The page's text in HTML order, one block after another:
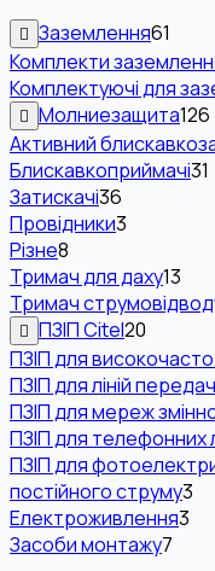
Заземлення61
Комплекти
Комплектуючі для
Молниезащита126
Активний
Блискавкоприймачі31
Затискачі36
Провідники3
Різне8
Тримач для даху13
Тримач
ПЗІП Citel20
ПЗІП для
ПЗІП для ліній
ПЗІП для мереж
ПЗІП для телефонних
ПЗІП для
постійного струму3
Електроживлення3
Засоби монтажу7